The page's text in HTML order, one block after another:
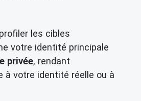
les cibles
votre identité principale
privée, rendant
à votre identité réelle ou à